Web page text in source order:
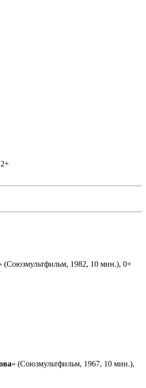
(Союзмультфильм, 1982, 10 мин.), 0+
» (Союзмультфильм, 1967, 10 мин.),